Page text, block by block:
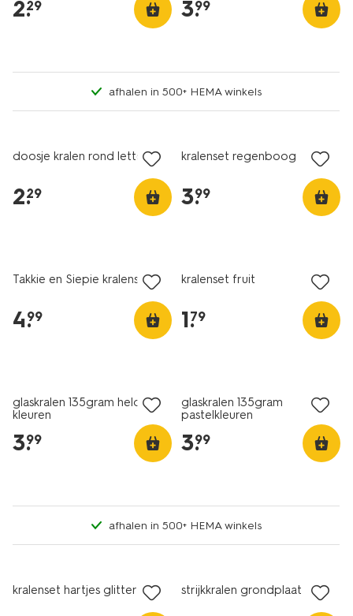
2.
29 3.
99
afhalen in 500+ HEMA winkels
doosje kralen rond letters
2.
29
kralenset regenboog
3.
99
Takkie en Siepie kralenset
4.
99
kralenset fruit
1.
79
glaskralen 135gram heldere
kleuren
3.
99
glaskralen 135gram
pastelkleuren
3.
99
afhalen in 500+ HEMA winkels
kralenset hartjes glitter strijkkralen grondplaat